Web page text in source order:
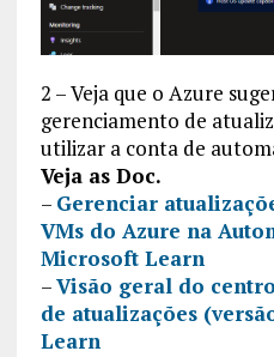
2 – Veja que o Azure
gerenciamento de
utilizar a conta de
Veja as Doc.
– Gerenciar
VMs do Azure na
Microsoft Learn
–Visão geral do
de atualizações
Learn